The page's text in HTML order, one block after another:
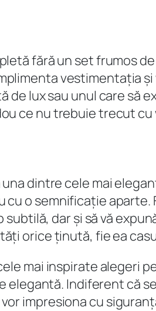
fără un set frumos
vestimentația
de lux sau unul care
ce nu trebuie trecut cu
dintre cele mai
cu o semnificație
subtilă, dar și să vă
orice ținută, fie ea
mai inspirate alegeri
elegantă. Indiferent că
impresiona cu